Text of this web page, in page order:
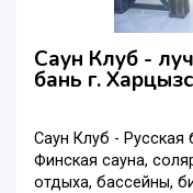
Саун Клуб -
бань г.
Саун Клуб - Русская
Финская сауна,
отдыха, бассейны,